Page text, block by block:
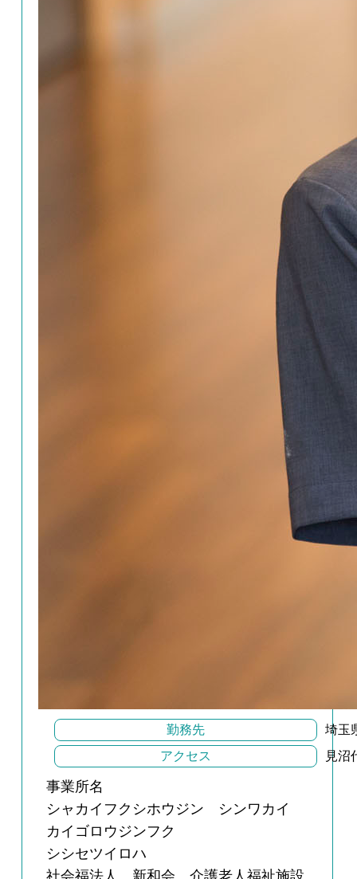
勤務先
埼玉
アクセス
見沼
事業所名
シャカイフクシホウジン シンワカイ
カイゴロウジンフク
シシセツイロハ